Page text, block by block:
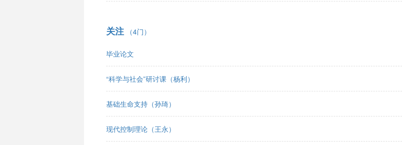
关注（4门）
毕业论文
“科学与社会”研讨课（杨利）
基础生命支持（孙琦）
现代控制理论（王永）